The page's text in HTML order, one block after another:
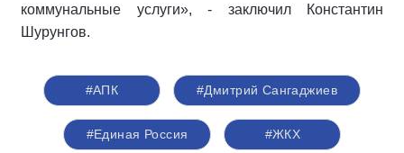
коммунальные услуги», - заключил Константин
Шурунгов.
#АПК #Дмитрий Сангаджиев
#Единая Россия #ЖКХ